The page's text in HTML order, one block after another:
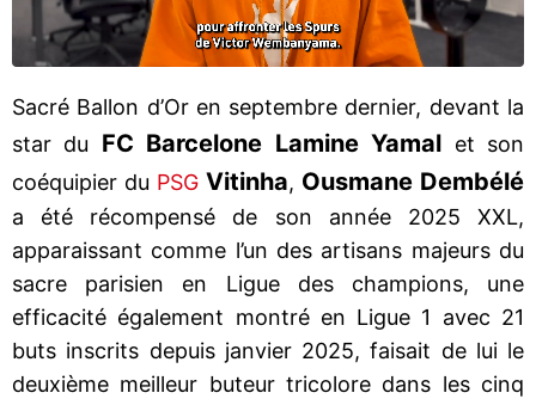
Sacré Ballon d’Or en septembre dernier, devant la
star du FC Barcelone Lamine Yamal et son
coéquipier du PSG Vitinha, Ousmane Dembélé
a été récompensé de son année 2025 XXL,
apparaissant comme l’un des artisans majeurs du
sacre parisien en Ligue des champions, une
efficacité également montré en Ligue 1 avec 21
buts inscrits depuis janvier 2025, faisait de lui le
deuxième meilleur buteur tricolore dans les cinq